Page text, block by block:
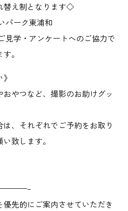
替え制となります◇
パーク東浦和
見学・アンケートへのご協力で
。
おやつなど、撮影のお助けグッ
は、それぞれでご予約をお取り
致します。
優先的にご案内させていただき